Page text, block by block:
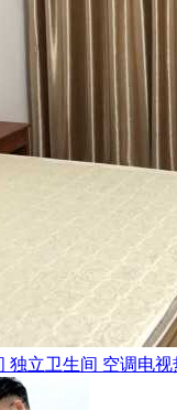
独立卫生间 空调电